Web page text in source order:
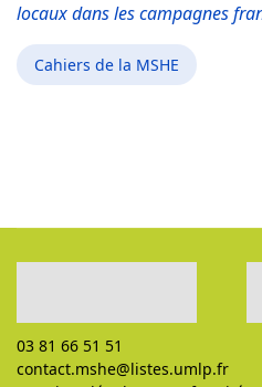
locaux dans les campagnes
Cahiers de la MSHE
03 81 66 51 51
contact.mshe@listes.umlp.fr